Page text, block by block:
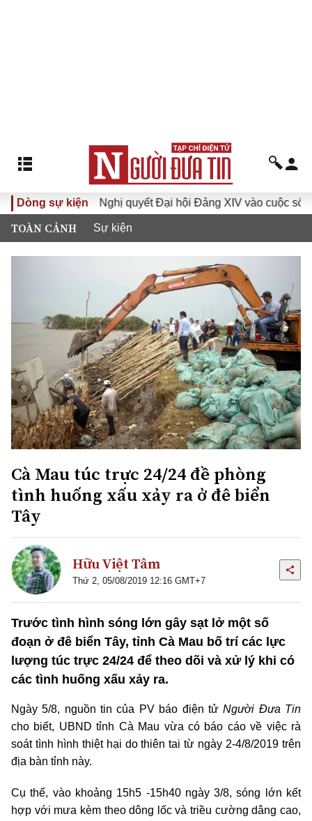
Dòng sự kiện
Đưa Nghị quyết Đại hội Đảng XIV vào cuộc sống
TOÀN CẢNH Sự kiện
Cà Mau túc trực 24/24 đề phòng
tình huống xấu xảy ra ở đê biển
Tây
Hữu Việt Tâm
Thứ 2, 05/08/2019 12:16 GMT+7
Trước tình hình sóng lớn gây sạt lở một số
đoạn ở đê biển Tây, tỉnh Cà Mau bố trí các lực
lượng túc trực 24/24 để theo dõi và xử lý khi có
các tình huống xấu xảy ra.
Ngày 5/8, nguồn tin của PV báo điện tửNgười Đưa Tin
cho biết, UBND tỉnh Cà Mau vừa có báo cáo về việc rà
soát tình hình thiệt hại do thiên tai từ ngày 2-4/8/2019 trên
địa bàn tỉnh này.
Cụ thể, vào khoảng 15h5 -15h40 ngày 3/8, sóng lớn kết
hợp với mưa kèm theo dông lốc và triều cường dâng cao,